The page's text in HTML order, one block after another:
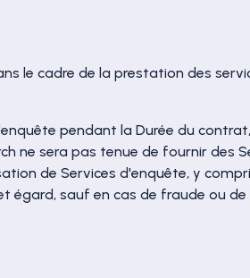
le cadre de la prestation des
pendant la Durée du
ne sera pas tenue de fournir des
de Services d'enquête, y
égard, sauf en cas de fraude ou